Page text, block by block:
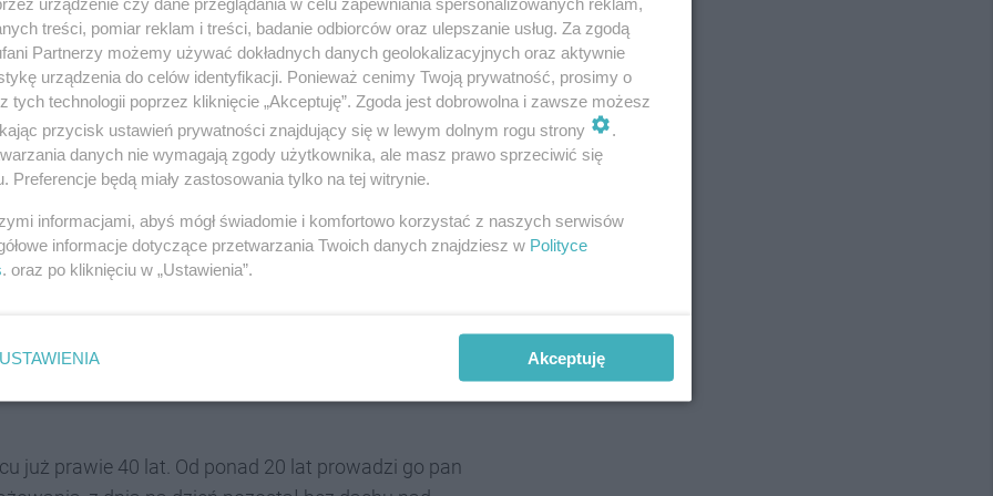
zakupu nowego sprzętu oraz
serwisu- czytamy.
17:45. Pożarem objęte zostało jedno z
był sprzęt elektroniczny.
już prawie 40 lat. Od ponad 20 lat prowadzi go pan
treści, pomiar reklam i treści, badanie odbiorców oraz ulepszanie usług. Za zgodą
Partnerzy możemy używać dokładnych danych geolokalizacyjnych oraz aktywnie
urządzenia do celów identyfikacji. Ponieważ cenimy Twoją prywatność, prosimy o
tych technologii poprzez kliknięcie „Akceptuję”. Zgoda jest dobrowolna i zawsze możesz
przycisk ustawień prywatności znajdujący się w lewym dolnym rogu strony
.
danych nie wymagają zgody użytkownika, ale masz prawo sprzeciwić się
Preferencje będą miały zastosowania tylko na tej witrynie.
informacjami, abyś mógł świadomie i komfortowo korzystać z naszych serwisów
informacje dotyczące przetwarzania Twoich danych znajdziesz w Polityce
. oraz po kliknięciu w „Ustawienia”.
USTAWIENIA Akceptuję